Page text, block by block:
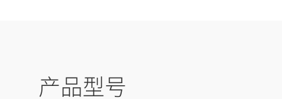
产品型号